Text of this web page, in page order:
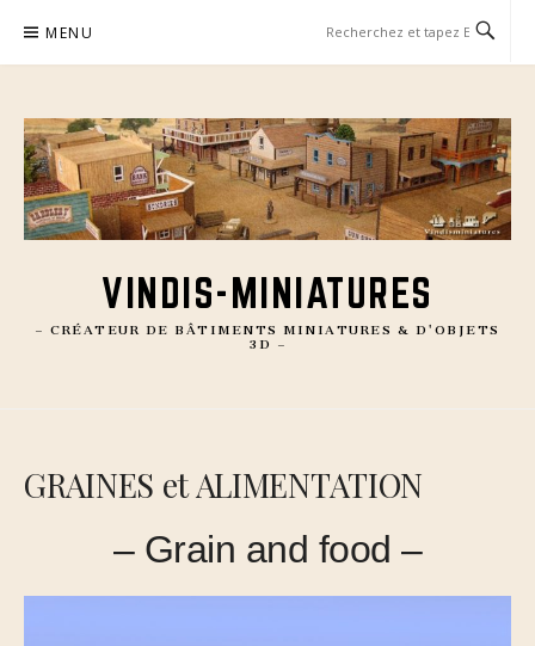
contenu
MENU
VINDIS-MINIATURES
– CRÉATEUR DE BÂTIMENTS MINIATURES & D'OBJETS
3D –
GRAINES et ALIMENTATION
– Grain and food –